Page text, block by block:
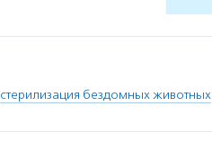
стерилизация бездомных животных